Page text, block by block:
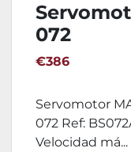
072
€386
Servomotor
072 Ref:
Velocidad má...